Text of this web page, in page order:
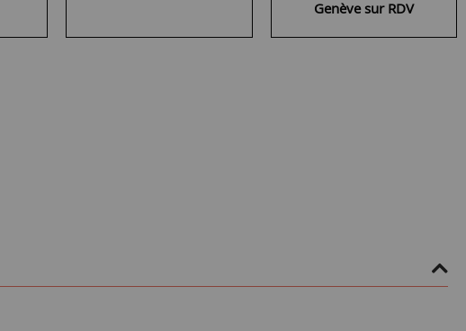
Genève sur RDV